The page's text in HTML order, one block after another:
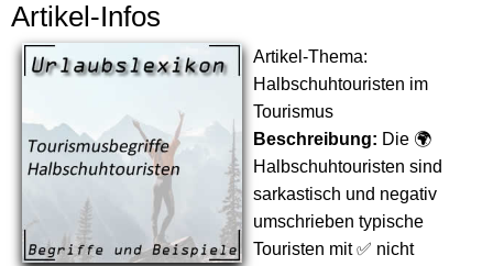
Artikel-Infos
Artikel-Thema:
Halbschuhtouristen im
Tourismus
Beschreibung: Die 🌍
Halbschuhtouristen sind
sarkastisch und negativ
umschrieben typische
Touristen mit ✅ nicht